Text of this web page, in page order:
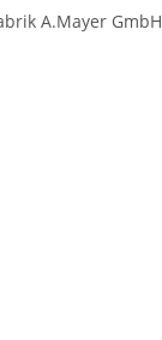
A.Mayer GmbH